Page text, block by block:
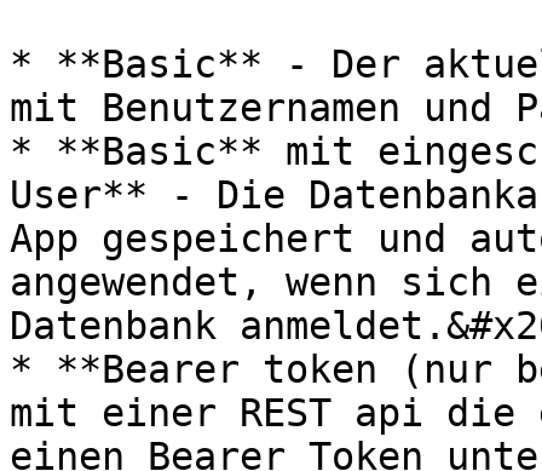
* **Basic** - Der
mit Benutzernamen und
* **Basic** mit
User** - Die
App gespeichert und
angewendet, wenn
Datenbank
* **Bearer token (nur
mit einer REST api
einen Bearer Token